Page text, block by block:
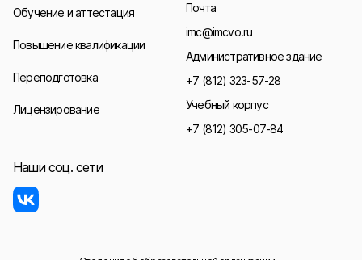
Обучение и аттестация
Повышение квалификации
Переподготовка
Лицензирование
Почта
imc@imcvo.ru
Административное здание
+7 (812) 323-57-28
Учебный корпус
+7 (812) 305-07-84
Наши соц. сети